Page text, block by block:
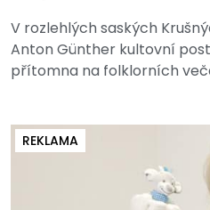
V rozlehlých saských
Anton Günther kultovní
přítomna na folklorních
REKLAMA